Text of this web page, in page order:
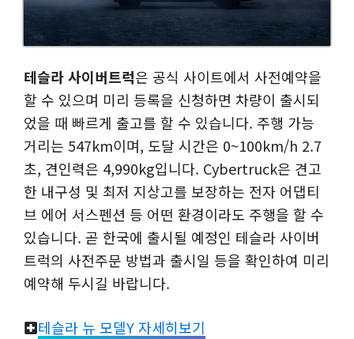
테슬라 사이버트럭은 공식 사이트에서 사전예약을
할 수 있으며 미리 등록을 신청하면 차량이 출시되
었을 때 빠르게 출고를 할 수 있습니다. 주행 가능
거리는 547km이며, 도달 시간은 0~100km/h 2.7
초, 견인력은 4,990kg입니다. Cybertruck은 견고
한 내구성 및 최저 지상고를 보장하는 전자 어댑티
브 에어 서스펜션 등 어떤 환경이라도 주행을 할 수
있습니다. 곧 한국에 출시될 예정인 테슬라 사이버
트럭의 사전주문 방법과 출시일 등을 확인하여 미리
예약해 두시길 바랍니다.
테슬라 뉴 모델Y 자세히보기